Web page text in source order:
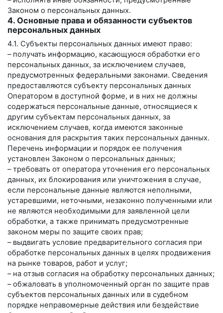
Законом о персональных данных.
4. Основные права и обязанности субъектов
персональных данных
4.1. Субъекты персональных данных имеют право:
– получать информацию, касающуюся обработки его
персональных данных, за исключением случаев,
предусмотренных федеральными законами. Сведения
предоставляются субъекту персональных данных
Оператором в доступной форме, и в них не должны
содержаться персональные данные, относящиеся к
другим субъектам персональных данных, за
исключением случаев, когда имеются законные
основания для раскрытия таких персональных данных.
Перечень информации и порядок ее получения
установлен Законом о персональных данных;
– требовать от оператора уточнения его персональных
данных, их блокирования или уничтожения в случае,
если персональные данные являются неполными,
устаревшими, неточными, незаконно полученными или
не являются необходимыми для заявленной цели
обработки, а также принимать предусмотренные
законом меры по защите своих прав;
– выдвигать условие предварительного согласия при
обработке персональных данных в целях продвижения
на рынке товаров, работ и услуг;
– на отзыв согласия на обработку персональных данных;
– обжаловать в уполномоченный орган по защите прав
субъектов персональных данных или в судебном
порядке неправомерные действия или бездействие